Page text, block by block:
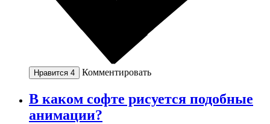
Нравится 4 Комментировать
В каком софте рисуется подобные
анимации?